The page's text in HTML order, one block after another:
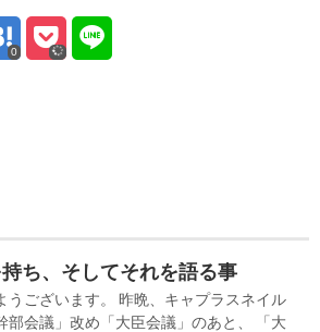
0
ち、そしてそれを語る事
うございます。 昨晩、キャプラスネイル
部会議」改め「大臣会議」のあと、 「大